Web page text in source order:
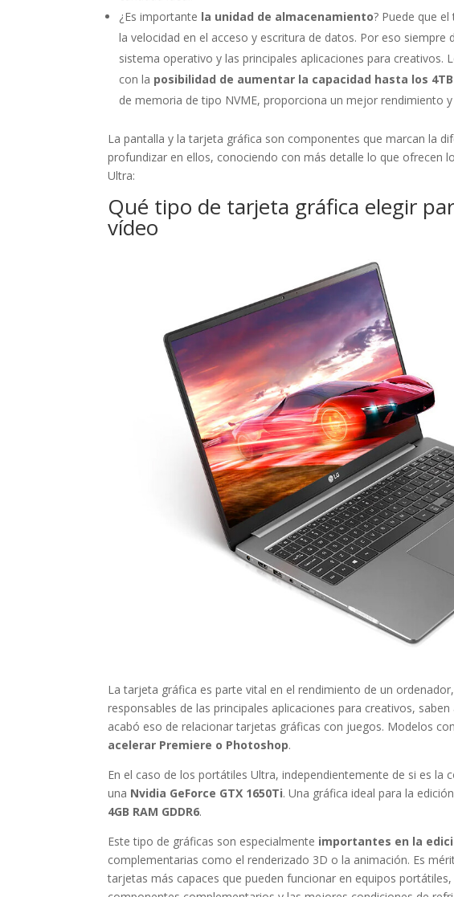
¿Es importante la unidad de almacenamiento? Puede que
la velocidad en el acceso y escritura de datos. Por eso siempre
sistema operativo y las principales aplicaciones para
con la posibilidad de aumentar la capacidad hasta los
de memoria de tipo NVME, proporciona un mejor rendimiento
La pantalla y la tarjeta gráfica son componentes que marcan la
profundizar en ellos, conociendo con más detalle lo que ofrecen
Ultra:
Qué tipo de tarjeta gráfica elegir
vídeo
La tarjeta gráfica es parte vital en el rendimiento de un
responsables de las principales aplicaciones para creativos,
acabó eso de relacionar tarjetas gráficas con juegos. Modelos
acelerar Premiere o Photoshop.
En el caso de los portátiles Ultra, independientemente de si es la
una Nvidia GeForce GTX 1650Ti. Una gráfica ideal para la
4GB RAM GDDR6.
Este tipo de gráficas son especialmente importantes en la
complementarias como el renderizado 3D o la animación. Es
tarjetas más capaces que pueden funcionar en equipos